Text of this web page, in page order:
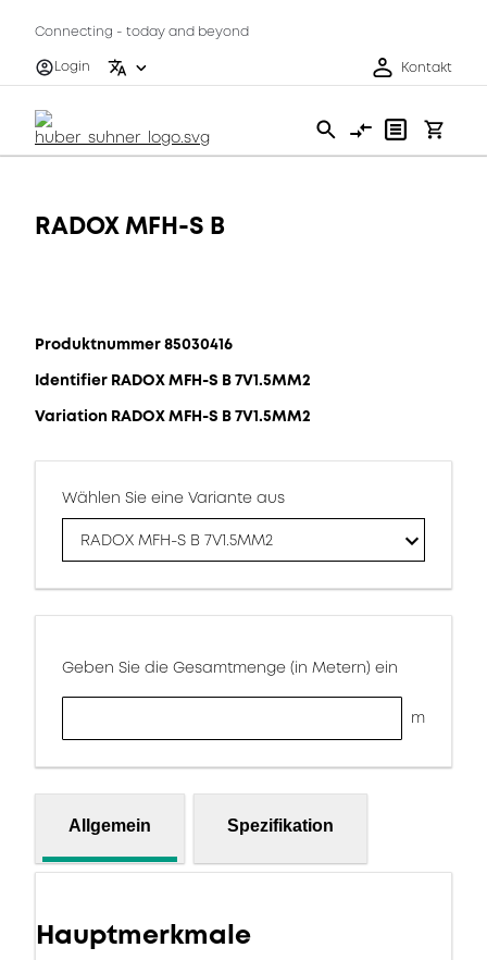
Connecting - today and beyond
Login
Kontakt
RADOX MFH-S B
Produktnummer 85030416
Identifier RADOX MFH-S B 7V1.5MM2
Variation RADOX MFH-S B 7V1.5MM2
Wählen Sie eine Variante aus
RADOX MFH-S B 7V1.5MM2
Geben Sie die Gesamtmenge (in Metern) ein
m
Allgemein Spezifikation
Hauptmerkmale